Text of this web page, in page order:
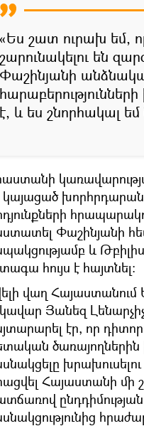
«Ես շատ ուրախ եմ,
շարունակելու են
Փաշինյանի
է, և ես շնորհակալ
կայացած
Փաշինյանի
և
հույս է հայտնել։
վաղ
Յանեզ
էր, որ
ծառայողներին
խրախուսելու
Հայաստանի մի